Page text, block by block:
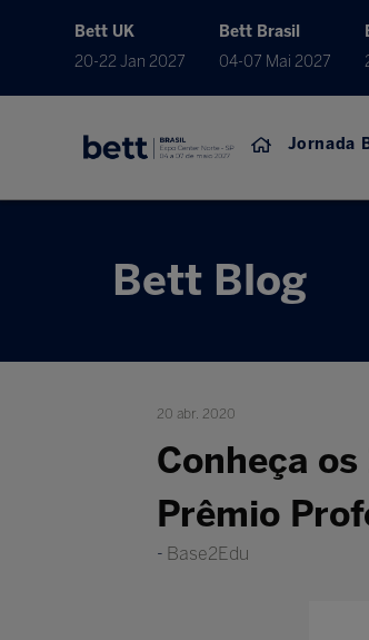
Bett UK
20-22 Jan 2027
Bett Brasil
04-07 Mai 2027
Jornada
Bett Blog
20 abr. 2020
Conheça
Prêmio
Base2Edu